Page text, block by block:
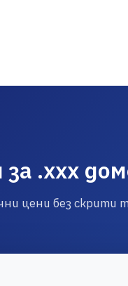
за .xxx
цени без скрити